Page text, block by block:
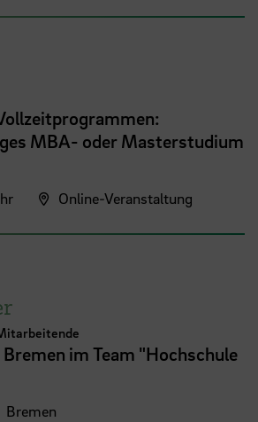
MBA- oder Masterstudium
Online-Veranstaltung
im Team "Hochschule
Bremen